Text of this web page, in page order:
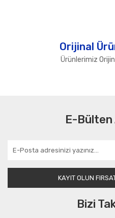
Orijinal
Ürünlerimiz
E-Bülten
KAYIT OLUN
Bizi